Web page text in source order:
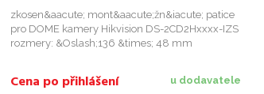
zkosen&aacute; mont&aacute;žn&iacute; patice
pro DOME kamery Hikvision DS-2CD2Hxxxx-IZS
rozmery: &Oslash;136 &times; 48 mm
u dodavatele
Cena po přihlášení